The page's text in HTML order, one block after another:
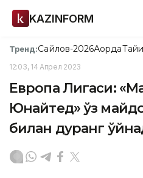
KAZINFORM
Тренд:Сайлов-2026Ақорда
12:03, 14 Апрел 2023
Европа Лигаси:
Юнайтед» ўз
билан дуранг